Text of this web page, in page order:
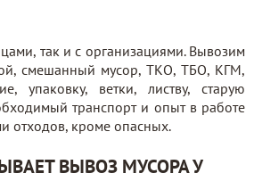
так и с организациями. Вывозим
смешанный мусор, ТКО, ТБО, КГМ,
упаковку, ветки, листву, старую
транспорт и опыт в работе
отходов, кроме опасных.
ВЫВОЗ МУСОРА У